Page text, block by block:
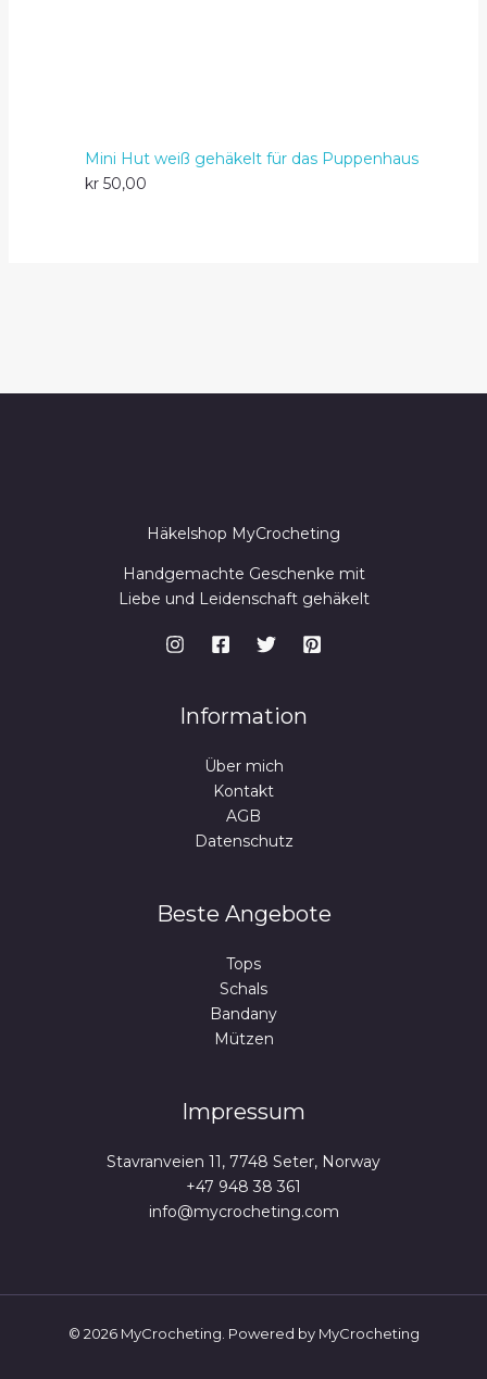
Mini Hut weiß gehäkelt für das Puppenhaus
kr50,00
Häkelshop MyCrocheting
Handgemachte Geschenke mit
Liebe und Leidenschaft gehäkelt
Information
Über mich
Kontakt
AGB
Datenschutz
Beste Angebote
Tops
Schals
Bandany
Mützen
Impressum
Stavranveien 11, 7748 Seter, Norway
+47 948 38 361
info@mycrocheting.com
© 2026 MyCrocheting. Powered by MyCrocheting